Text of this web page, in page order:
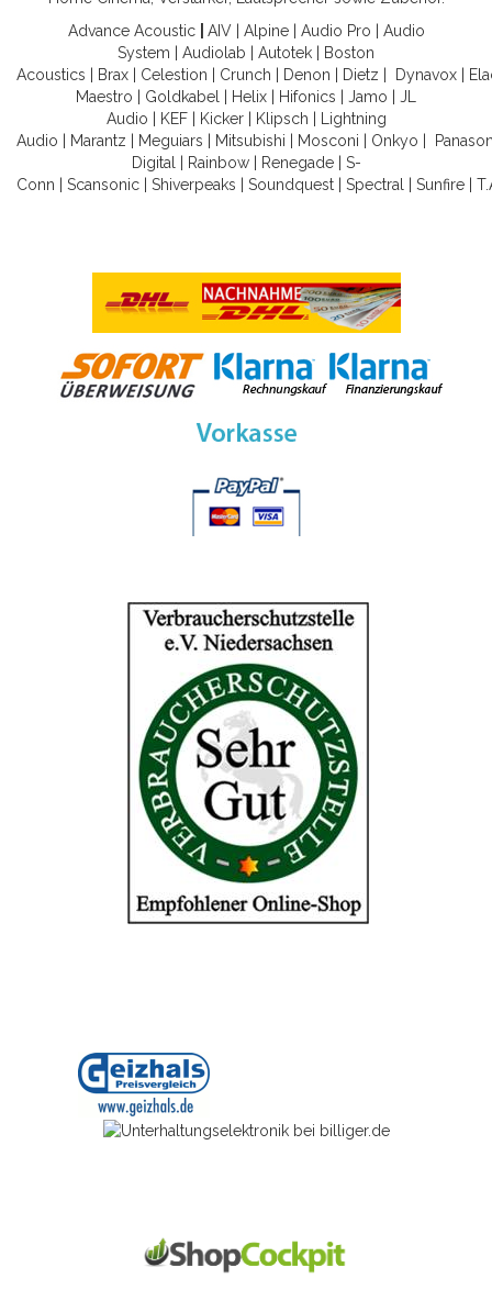
Advance Acoustic
AIV| Alpine| Audio Pro
Audio
System
Audiolab Autotek
Boston
Acoustics
Brax Celestion Crunch Denon Dietz Dynavox
Maestro
Goldkabel Helix Hifonics Jamo
JL
Audio
KEF| Kicker| Klipsch
Lightning
Audio
Marantz Meguiars Mitsubishi Mosconi Onkyo
Digital
Rainbow| Renegade| S-
Conn
Scansonic Shiverpeaks Soundquest Spectral Sunfire